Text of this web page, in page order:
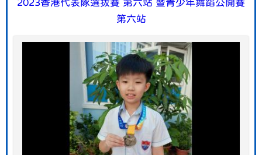
2023香港代表隊選拔賽 第六站 暨青少年舞蹈公開賽
第六站